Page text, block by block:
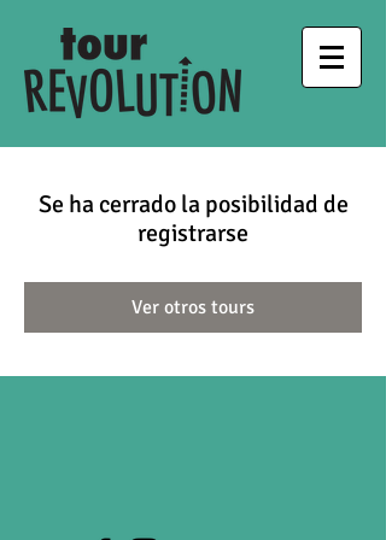
Se ha cerrado la posibilidad de
registrarse
Ver otros tours